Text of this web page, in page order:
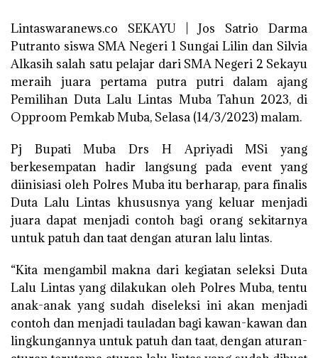
Lintaswaranews.co SEKAYU | Jos Satrio Darma
Putranto siswa SMA Negeri 1 Sungai Lilin dan Silvia
Alkasih salah satu pelajar dari SMA Negeri 2 Sekayu
meraih juara pertama putra putri dalam ajang
Pemilihan Duta Lalu Lintas Muba Tahun 2023, di
Opproom Pemkab Muba, Selasa (14/3/2023) malam.
Pj Bupati Muba Drs H Apriyadi MSi yang
berkesempatan hadir langsung pada event yang
diinisiasi oleh Polres Muba itu berharap, para finalis
Duta Lalu Lintas khususnya yang keluar menjadi
juara dapat menjadi contoh bagi orang sekitarnya
untuk patuh dan taat dengan aturan lalu lintas.
“Kita mengambil makna dari kegiatan seleksi Duta
Lalu Lintas yang dilakukan oleh Polres Muba, tentu
anak-anak yang sudah diseleksi ini akan menjadi
contoh dan menjadi tauladan bagi kawan-kawan dan
lingkungannya untuk patuh dan taat, dengan aturan-